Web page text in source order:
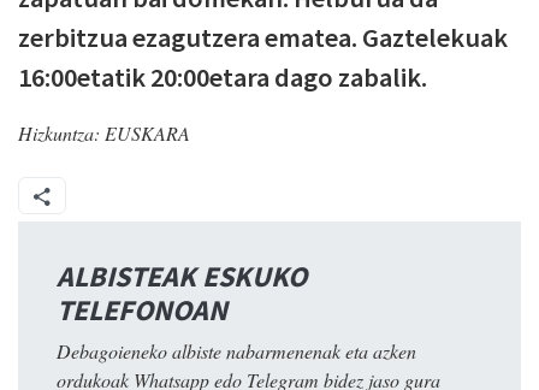
zerbitzua ezagutzera ematea. Gaztelekuak
16:00etatik 20:00etara dago zabalik.
Hizkuntza: EUSKARA
ALBISTEAK ESKUKO
TELEFONOAN
Debagoieneko albiste nabarmenenak eta azken
ordukoak Whatsapp edo Telegram bidez jaso gura